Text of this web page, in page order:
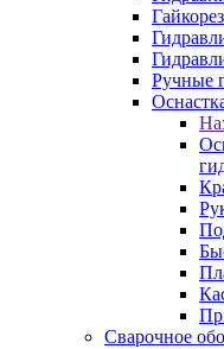
Ручные
Сварочное